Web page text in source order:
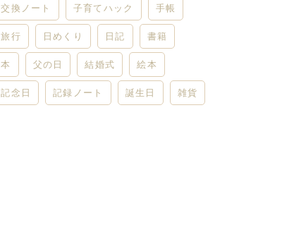
交換ノート 子育てハック 手帳
旅行 日めくり 日記 書籍
本 父の日 結婚式 絵本
記念日 記録ノート 誕生日 雑貨